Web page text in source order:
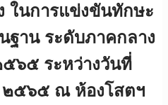
ในการแข่งขันทักษะ
าน ระดับภาคกลาง
๖๕ ระหว่างวันที่
๕๖๕ ณ ห้องโสตฯ